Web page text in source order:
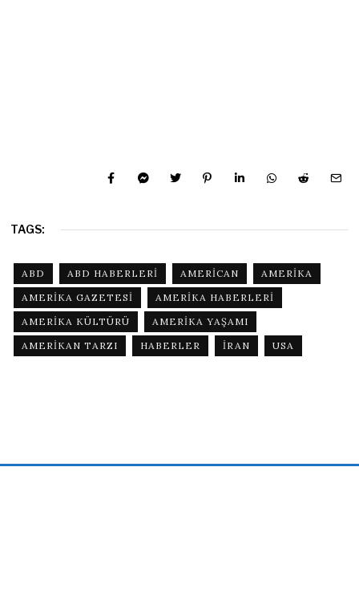
TAGS:
ABD ABD HABERLERI AMERICAN
AMERIKA
AMERIKA GAZETESI
AMERIKA HABERLERI
AMERIKA KÜLTÜRÜ
AMERIKA YAŞAMI
AMERIKAN TARZI
HABERLER IRAN USA